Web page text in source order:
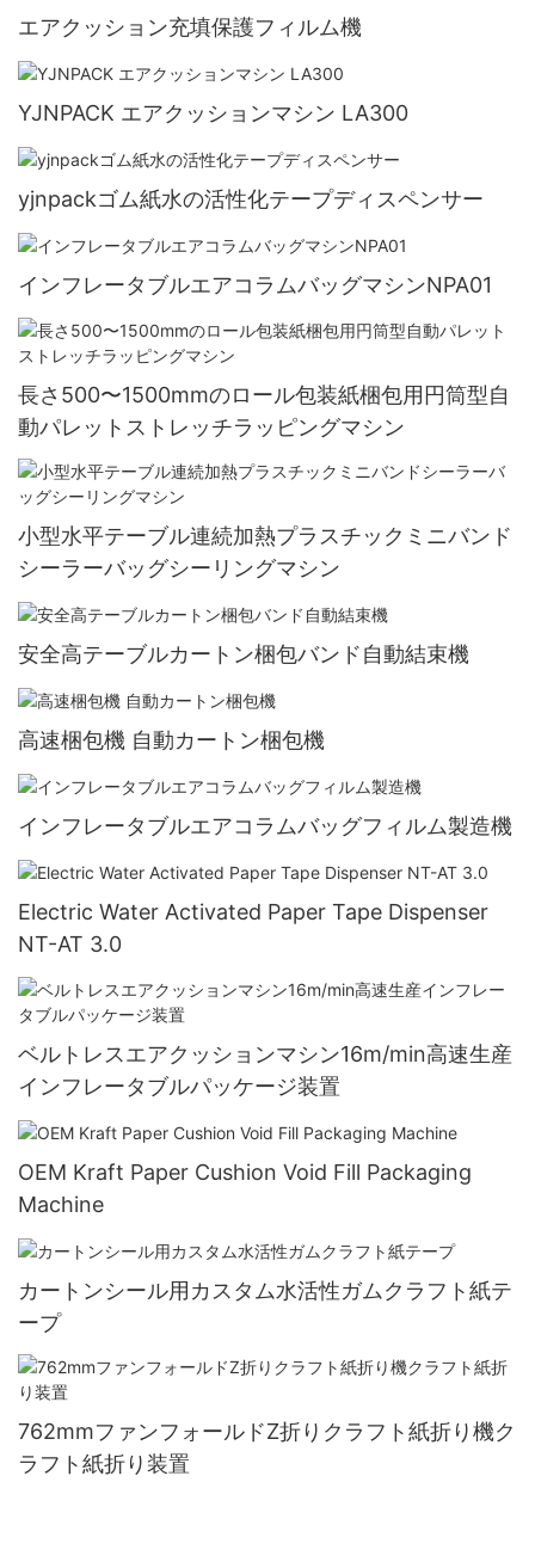
エアクッション充填保護フィルム機
YJNPACK エアクッションマシン LA300
yjnpackゴム紙水の活性化テープディスペンサー
インフレータブルエアコラムバッグマシンNPA01
長さ500〜1500mmのロール包装紙梱包用円筒型自
動パレットストレッチラッピングマシン
小型水平テーブル連続加熱プラスチックミニバンド
シーラーバッグシーリングマシン
安全高テーブルカートン梱包バンド自動結束機
高速梱包機 自動カートン梱包機
インフレータブルエアコラムバッグフィルム製造機
Electric Water Activated Paper Tape Dispenser
NT-AT 3.0
ベルトレスエアクッションマシン16m/min高速生産
インフレータブルパッケージ装置
OEM Kraft Paper Cushion Void Fill Packaging
Machine
カートンシール用カスタム水活性ガムクラフト紙テ
ープ
762mmファンフォールドZ折りクラフト紙折り機ク
ラフト紙折り装置